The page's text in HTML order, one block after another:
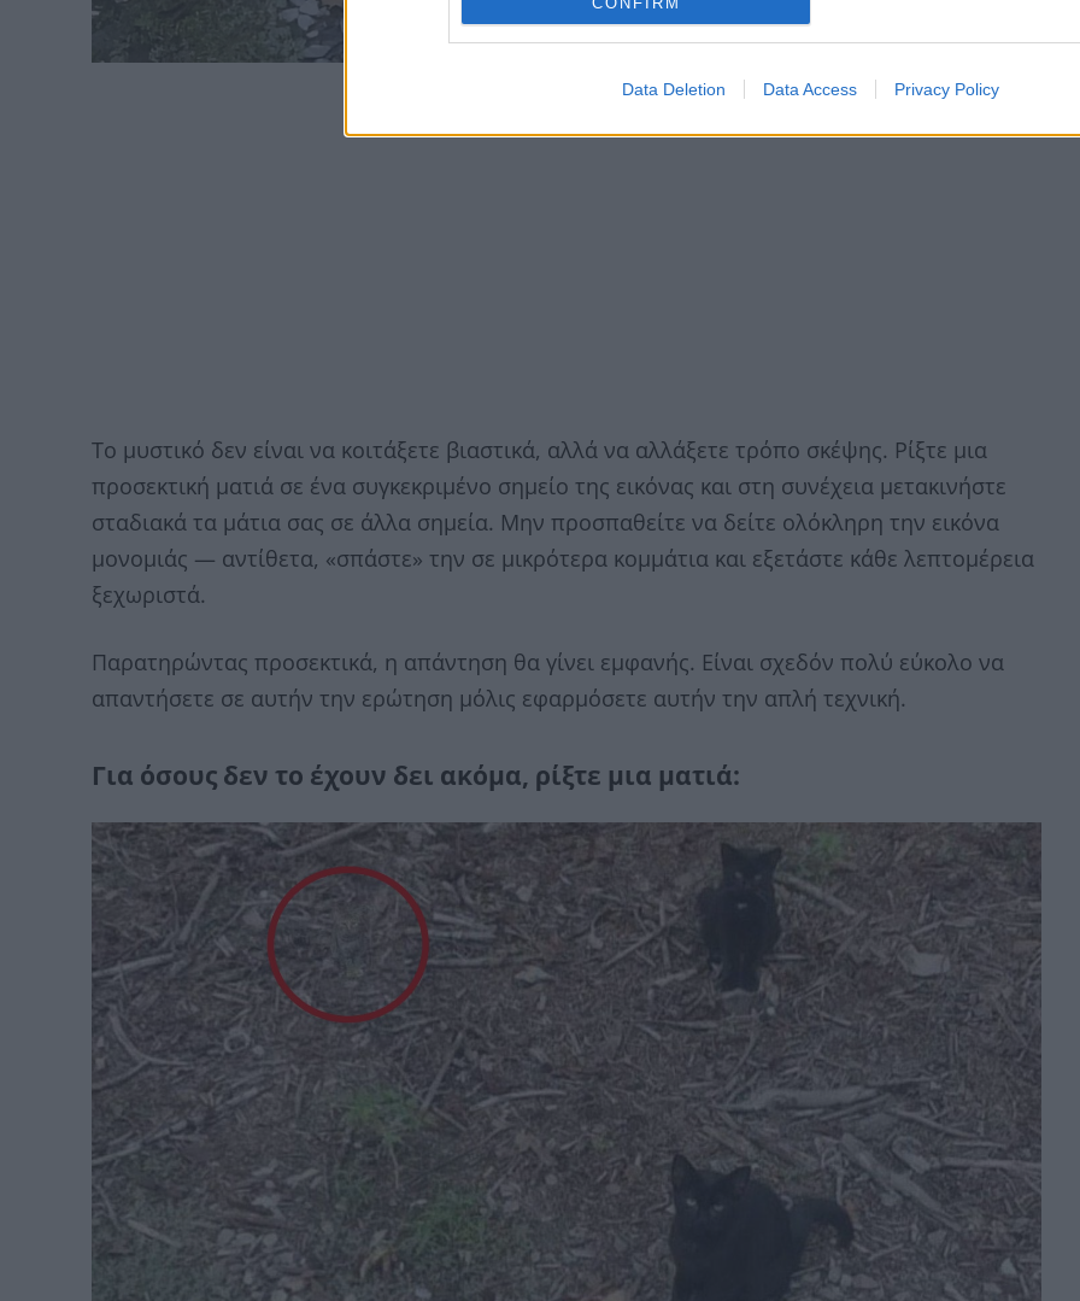
Data Deletion Data Access Privacy Policy
Το μυστικό δεν είναι να κοιτάξετε βιαστικά, αλλά να αλλάξετε τρόπο σκέψης. Ρίξτε μια
προσεκτική ματιά σε ένα συγκεκριμένο σημείο της εικόνας και στη συνέχεια μετακινήστε
σταδιακά τα μάτια σας σε άλλα σημεία. Μην προσπαθείτε να δείτε ολόκληρη την εικόνα
μονομιάς — αντίθετα, «σπάστε» την σε μικρότερα κομμάτια και εξετάστε κάθε λεπτομέρεια
ξεχωριστά.
Παρατηρώντας προσεκτικά, η απάντηση θα γίνει εμφανής. Είναι σχεδόν πολύ εύκολο να
απαντήσετε σε αυτήν την ερώτηση μόλις εφαρμόσετε αυτήν την απλή τεχνική.
Για όσους δεν το έχουν δει ακόμα, ρίξτε μια ματιά: